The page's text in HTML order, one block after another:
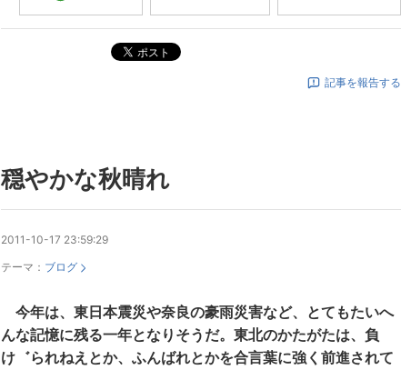
ポスト
記事を報告する
穏やかな秋晴れ
2011-10-17 23:59:29
テーマ： ブログ
今年は、東日本震災や奈良の豪雨災害など、とてもたいへ
んな記憶に残る一年となりそうだ。東北のかたがたは、負
け゛られねえとか、ふんばれとかを合言葉に強く前進されて